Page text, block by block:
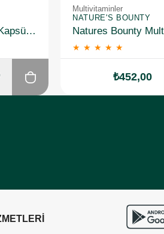
Solgar Nero Nutrients 30 Kapsül 3 Adet
Multivitaminler
NATURE'S BOUNTY
★ ★ ★ ★ ★
₺452,00